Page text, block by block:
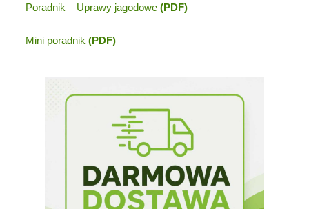
Poradnik – Uprawy jagodowe (PDF)
Mini poradnik (PDF)